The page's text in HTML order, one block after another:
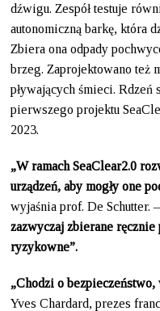
dźwigu. Zespół testuje
autonomiczną barkę, która
Zbiera ona odpady
brzeg. Zaprojektowano też
pływających śmieci. Rdzeń
pierwszego projektu
2023.
„W ramach SeaClear2.0
urządzeń, aby mogły one
wyjaśnia prof. De Schutter. –
zazwyczaj zbierane
ryzykowne”.
„Chodzi o bezpieczeństwo,
Yves Chardard, prezes